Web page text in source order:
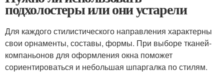
подхолостеры или они устарели
Для каждого стилистического направления характерны
свои орнаменты, составы, формы. При выборе тканей-
компаньонов для оформления окна поможет
сориентироваться и небольшая шпаргалка по стилям.